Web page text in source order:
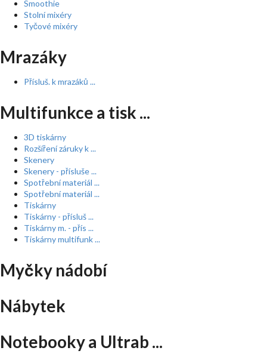
Smoothie
Stolní mixéry
Tyčové mixéry
Mrazáky
Přísluš. k mrazáků ...
Multifunkce a tisk ...
3D tiskárny
Rozšíření záruky k ...
Skenery
Skenery - přísluše ...
Spotřební materiál ...
Spotřební materiál ...
Tiskárny
Tiskárny - přísluš ...
Tiskárny m. - přís ...
Tiskárny multifunk ...
Myčky nádobí
Nábytek
Notebooky a Ultrab ...